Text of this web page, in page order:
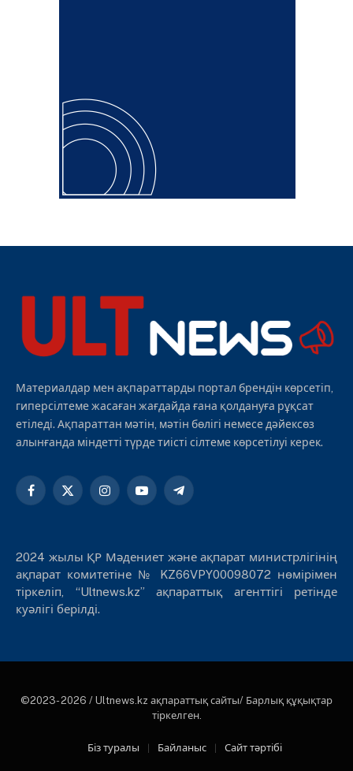
Материалдар мен ақпараттарды портал брендін көрсетіп,
гиперсілтеме жасаған жағдайда ғана қолдануға рұқсат
етіледі. Ақпараттан мәтін, мәтін бөлігі немесе дәйексөз
алынғанда міндетті түрде тиісті сілтеме көрсетілуі керек.
Facebook
X
InstagramYouTubeTelegram
2024 жылы ҚР Мәдениет және ақпарат министрлігінің
ақпарат комитетіне № KZ66VPY00098072 нөмірімен
тіркеліп, “Ultnews.kz” ақпараттық агенттігі ретінде
куәлігі берілді.
©2023- 2026 / Ultnews.kz ақпараттық сайты/ Барлық құқықтар
тіркелген.
Біз туралы Байланыс Сайт тәртібі